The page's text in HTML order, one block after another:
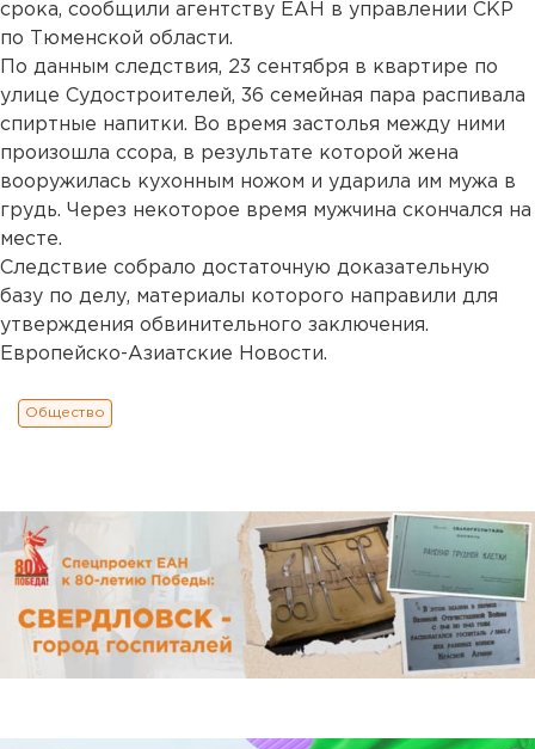
срока, сообщили агентству ЕАН в управлении СКР
по Тюменской области.
По данным следствия, 23 сентября в квартире по
улице Судостроителей, 36 семейная пара распивала
спиртные напитки. Во время застолья между ними
произошла ссора, в результате которой жена
вооружилась кухонным ножом и ударила им мужа в
грудь. Через некоторое время мужчина скончался на
месте.
Следствие собрало достаточную доказательную
базу по делу, материалы которого направили для
утверждения обвинительного заключения.
Европейско-Азиатские Новости.
Общество